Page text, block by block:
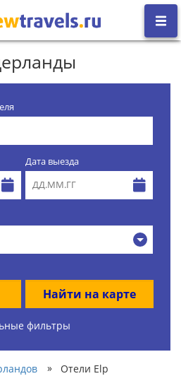
Дата выезда
Найти на карте
фильтры
» Отели Elp